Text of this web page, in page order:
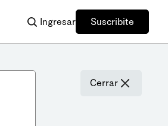
Ingresar Suscribite
Cerrar